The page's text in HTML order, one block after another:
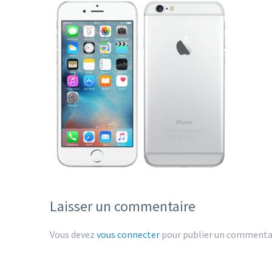
Laisser un commentaire
Vous devez vous connecter pour publier un